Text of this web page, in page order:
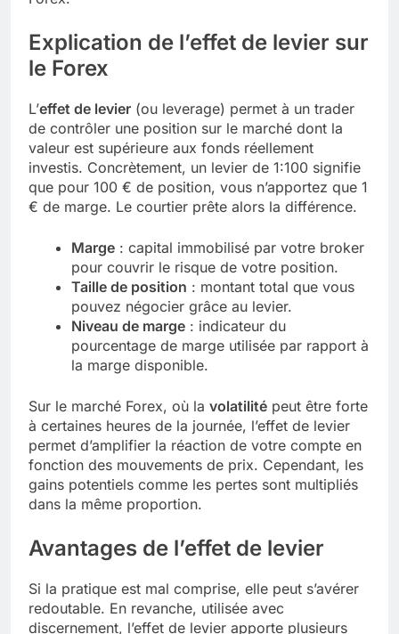
Explication de l’effet de levier sur
le Forex
L’effet de levier (ou leverage) permet à un trader
de contrôler une position sur le marché dont la
valeur est supérieure aux fonds réellement
investis. Concrètement, un levier de 1:100 signifie
que pour 100 € de position, vous n’apportez que 1
€ de marge. Le courtier prête alors la différence.
Marge : capital immobilisé par votre broker
pour couvrir le risque de votre position.
Taille de position : montant total que vous
pouvez négocier grâce au levier.
Niveau de marge : indicateur du
pourcentage de marge utilisée par rapport à
la marge disponible.
Sur le marché Forex, où la volatilité peut être forte
à certaines heures de la journée, l’effet de levier
permet d’amplifier la réaction de votre compte en
fonction des mouvements de prix. Cependant, les
gains potentiels comme les pertes sont multipliés
dans la même proportion.
Avantages de l’effet de levier
Si la pratique est mal comprise, elle peut s’avérer
redoutable. En revanche, utilisée avec
discernement, l’effet de levier apporte plusieurs